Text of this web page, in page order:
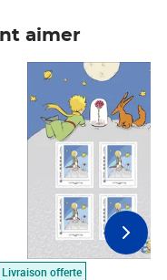
aimer
Livraison offerte
Prix 7,50€